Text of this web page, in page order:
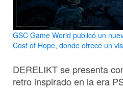
GSC Game World publicó un
Cost of Hope, donde ofrece un
DERELIKT se presenta
retro inspirado en la era